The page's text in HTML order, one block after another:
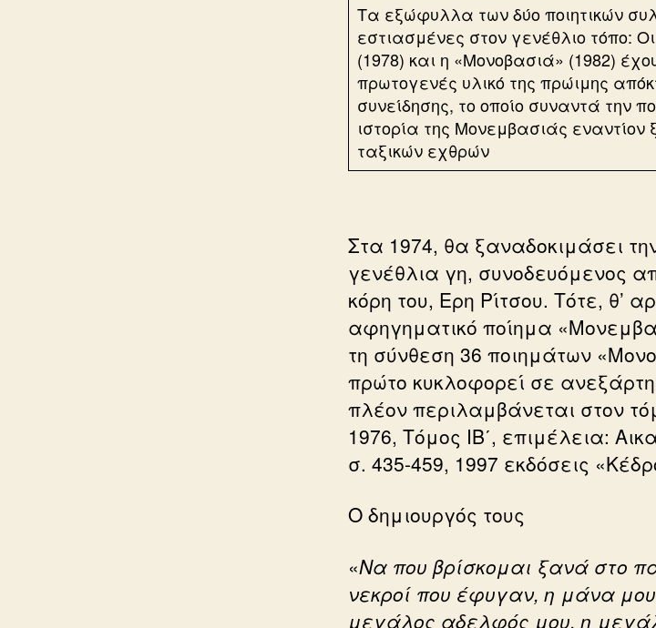
Τα εξώφυλλα των δύο ποιητικών
εστιασμένες στον γενέθλιο τόπο:
(1978) και η «Μονοβασιά» (1982)
πρωτογενές υλικό της πρώιμης
συνείδησης, το οποίο συναντά την
ιστορία της Μονεμβασιάς
ταξικών εχθρών
Στα 1974, θα ξαναδοκιμάσει
γενέθλια γη, συνοδευόμενος
κόρη του, Ερη Ρίτσου. Τότε, θ’
αφηγηματικό ποίημα
τη σύνθεση 36 ποιημάτων
πρώτο κυκλοφορεί σε
πλέον περιλαμβάνεται στον
1976, Τόμος ΙΒ΄, επιμέλεια:
σ. 435-459, 1997 εκδόσεις
Ο δημιουργός τους
«Να που βρίσκομαι ξανά στο
νεκροί που έφυγαν, η μάνα
μεγάλος αδελφός μου, η